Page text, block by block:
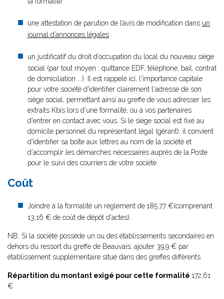
une attestation de parution de l’avis de modification dans un
journal d’annonces légales
un justificatif du droit d’occupation du local du nouveau siège
social (par tout moyen : quittance EDF, téléphone, bail, contrat
de domiciliation ...). Il est rappelé ici, l'importance capitale
pour votre société d'identifier clairement l'adresse de son
siège social, permettant ainsi au greffe de vous adresser les
extraits Kbis lors d'une formalité, ou à vos partenaires
d'entrer en contact avec vous. Si le siège social est fixé au
domicile personnel du représentant légal (gérant), il convient
d'identifier sa boîte aux lettres au nom de la société et
d'accomplir les démarches nécessaires auprès de la Poste
pour le suivi des courriers de votre société.
Coût
Joindre à la formalité un règlement de185.77 €(comprenant
13,16 € de coût de dépôt d'actes).
NB: Si la société possède un ou des établissements secondaires en
dehors du ressort du greffe de Beauvais, ajouter 39,9 € par
établissement supplémentaire situé dans des greffes différents
Répartition du montant exigé pour cette formalité 172,61
€